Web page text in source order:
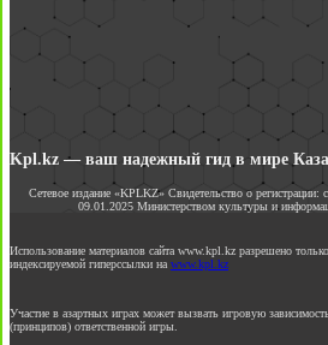
Kpl.kz — ваш надежный гид в мире
Сетевое издание «KPLKZ» Свидетельство о
09.01.2025 Министерством культуры и
Использование материалов сайта www.kpl.kz разрешено
индексируемой гиперссылки на www.kpl.kz
Участие в азартных играх может вызвать игровую
(принципов) ответственной игры.